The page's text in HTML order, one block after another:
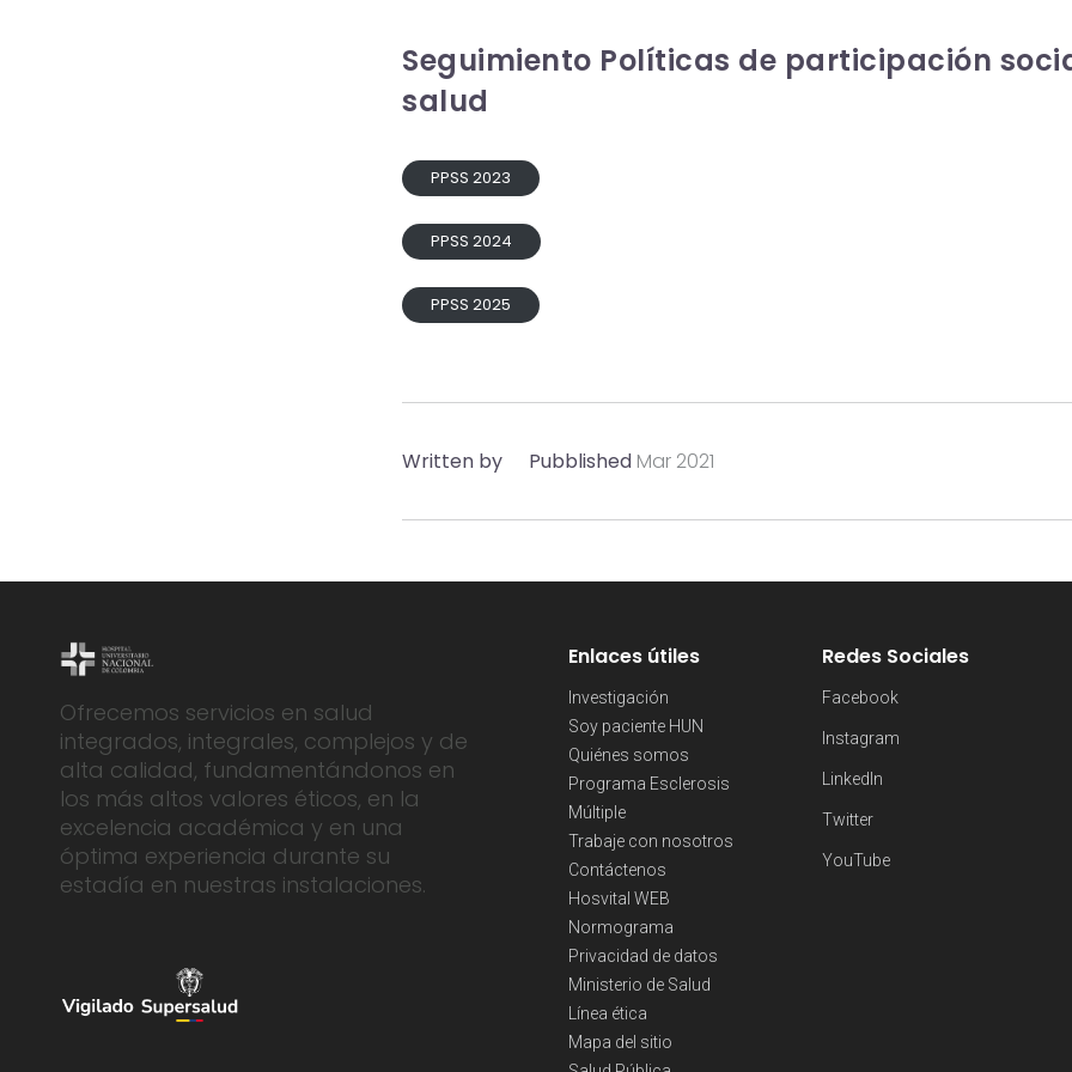
Seguimiento Políticas de participación
salud
PPSS 2023
PPSS 2024
PPSS 2025
Written by Pubblished Mar 2021
Ofrecemos servicios en salud
integrados, integrales, complejos y de
alta calidad, fundamentándonos en
los más altos valores éticos, en la
excelencia académica y en una
óptima experiencia durante su
estadía en nuestras instalaciones.
Enlaces útiles
Investigación
Soy paciente HUN
Quiénes somos
Programa Esclerosis
Múltiple
Trabaje con nosotros
Contáctenos
Hosvital WEB
Normograma
Privacidad de datos
Ministerio de Salud
Línea ética
Mapa del sitio
Redes Sociales
Facebook
Instagram
LinkedIn
Twitter
YouTube